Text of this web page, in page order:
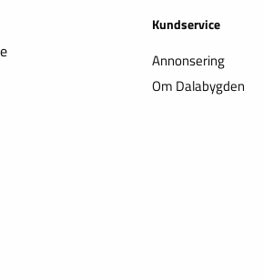
Kundservice
Annonsering
Om Dalabygden